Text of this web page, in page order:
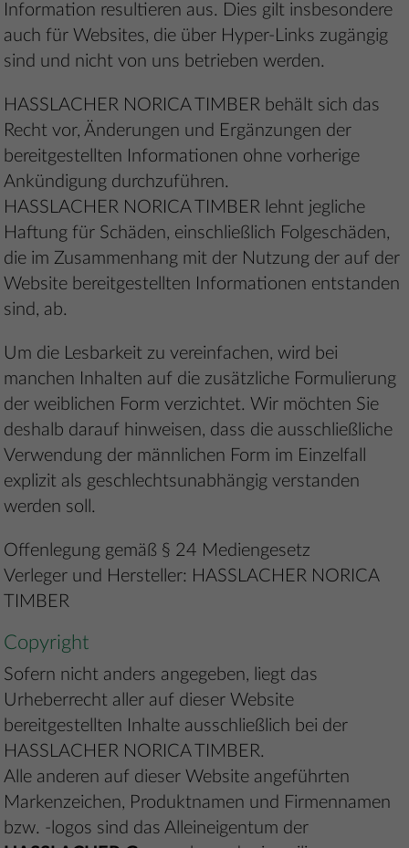
Information resultieren aus. Dies gilt insbesondere
auch für Websites, die über Hyper-Links zugängig
sind und nicht von uns betrieben werden.
HASSLACHER NORICA TIMBER behält sich das
Recht vor, Änderungen und Ergänzungen der
bereitgestellten Informationen ohne vorherige
Ankündigung durchzuführen.
HASSLACHER NORICA TIMBER lehnt jegliche
Haftung für Schäden, einschließlich Folgeschäden,
die im Zusammenhang mit der Nutzung der auf der
Website bereitgestellten Informationen entstanden
sind, ab.
Um die Lesbarkeit zu vereinfachen, wird bei
manchen Inhalten auf die zusätzliche Formulierung
der weiblichen Form verzichtet. Wir möchten Sie
deshalb darauf hinweisen, dass die ausschließliche
Verwendung der männlichen Form im Einzelfall
explizit als geschlechtsunabhängig verstanden
werden soll.
Offenlegung gemäß § 24 Mediengesetz
Verleger und Hersteller: HASSLACHER NORICA
TIMBER
Copyright
Sofern nicht anders angegeben, liegt das
Urheberrecht aller auf dieser Website
bereitgestellten Inhalte ausschließlich bei der
HASSLACHER NORICA TIMBER.
Alle anderen auf dieser Website angeführten
Markenzeichen, Produktnamen und Firmennamen
bzw. -logos sind das Alleineigentum der